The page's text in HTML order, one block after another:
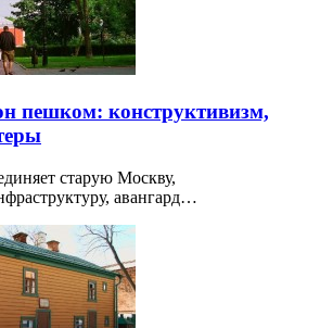
пешком: конструктивизм,
старую Москву,
авангард…